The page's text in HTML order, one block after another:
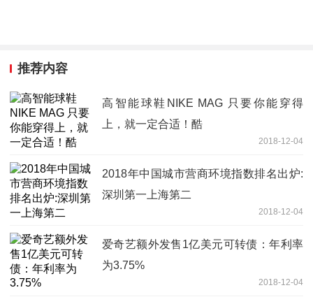
推荐内容
高智能球鞋NIKE MAG 只要你能穿得
上，就一定合适！酷
2018-12-04
2018年中国城市营商环境指数排名出炉:
深圳第一上海第二
2018-12-04
爱奇艺额外发售1亿美元可转债：年利率
为3.75%
2018-12-04